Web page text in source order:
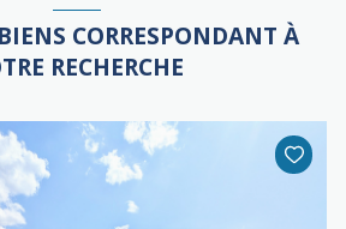
CORRESPONDANT À
RECHERCHE